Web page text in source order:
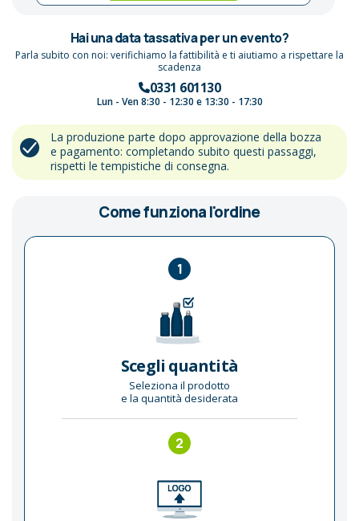
Hai una data tassativa per un evento?
Parla subito con noi: verifichiamo la fattibilità e ti aiutiamo a rispettare la
scadenza
0331 601130
Lun - Ven 8:30 - 12:30 e 13:30 - 17:30
La produzione parte dopo approvazione della bozza
e pagamento: completando subito questi passaggi,
rispetti le tempistiche di consegna.
Come funziona l'ordine
1
Scegli quantità
Seleziona il prodotto
e la quantità desiderata
2